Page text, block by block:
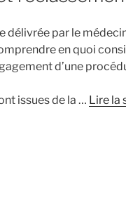
délivrée par le
en quoi
d’une
issues de la … Lire la